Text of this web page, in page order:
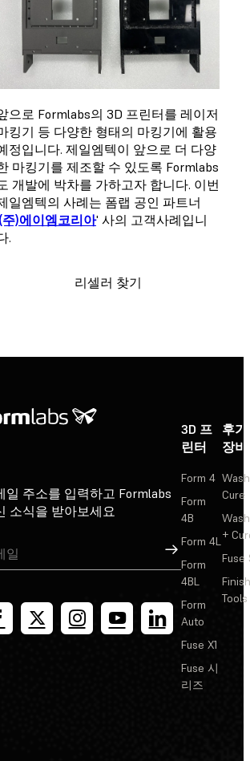
으로 Formlabs의 3D 프린터를 레이저
킹기 등 다양한 형태의 마킹기에 활용
정입니다. 제일엠텍이 앞으로 더 다양
마킹기를 제조할 수 있도록 Formlabs
개발에 박차를 가하고자 합니다. 이번
일엠텍의 사례는 폼랩 공인 파트너
(주)에이엠코리아' 사의 고객사례입니
.
리셀러 찾기
일 주소를 입력하고 Formlabs
소식을 받아보세요
가입
3D 프
린터
Form 4
Form
4B
Form 4L
Form
4BL
Form
Auto
Fuse X1
Fuse 시
리즈
후
장비
Cure
+
Fuse
Tools